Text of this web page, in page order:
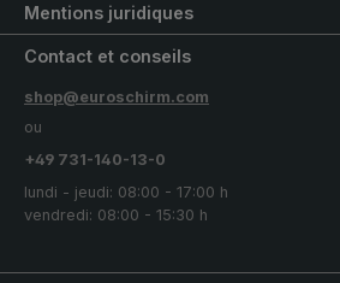
Mentions juridiques
Contact et conseils
shop@euroschirm.com
ou
+49 731-140-13-0
lundi - jeudi: 08:00 - 17:00 h
vendredi: 08:00 - 15:30 h